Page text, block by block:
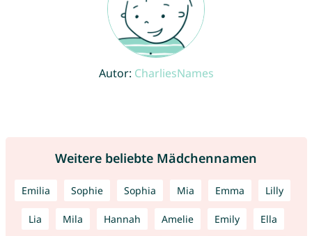
Autor: CharliesNames
Weitere beliebte Mädchennamen
Emilia Sophie Sophia Mia Emma Lilly
Lia Mila Hannah Amelie Emily Ella